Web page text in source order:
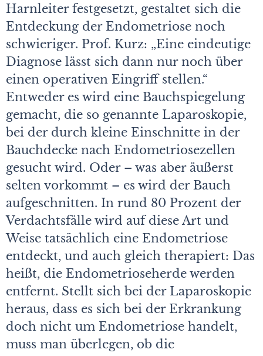
Harnleiter festgesetzt, gestaltet sich die
Entdeckung der Endometriose noch
schwieriger. Prof. Kurz: „Eine eindeutige
Diagnose lässt sich dann nur noch über
einen operativen Eingriff stellen.“
Entweder es wird eine Bauchspiegelung
gemacht, die so genannte Laparoskopie,
bei der durch kleine Einschnitte in der
Bauchdecke nach Endometriosezellen
gesucht wird. Oder – was aber äußerst
selten vorkommt – es wird der Bauch
aufgeschnitten. In rund 80 Prozent der
Verdachtsfälle wird auf diese Art und
Weise tatsächlich eine Endometriose
entdeckt, und auch gleich therapiert: Das
heißt, die Endometrioseherde werden
entfernt. Stellt sich bei der Laparoskopie
heraus, dass es sich bei der Erkrankung
doch nicht um Endometriose handelt,
muss man überlegen, ob die